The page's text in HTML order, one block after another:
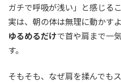
ガチで呼吸が浅い」と感じる
実は、朝の体は無理に動かすよ
ゆるめるだけで首や肩まで一
す。
そもそも、なぜ肩を揉んでも